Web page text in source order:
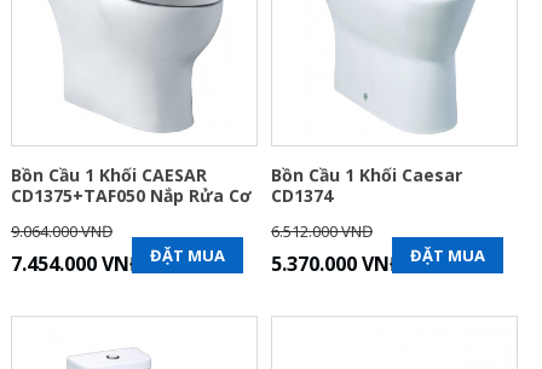
Bồn Cầu 1 Khối CAESAR
CD1375+TAF050 Nắp Rửa Cơ
9.064.000 VNĐ
7.454.000 VNĐ ĐẶT MUA
Bồn Cầu 1 Khối Caesar
CD1374
6.512.000 VNĐ
5.370.000 VNĐ ĐẶT MUA